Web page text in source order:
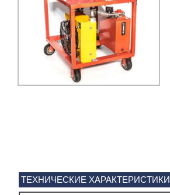
ТЕХНИЧЕСКИЕ ХАРАКТЕРИСТИКИ